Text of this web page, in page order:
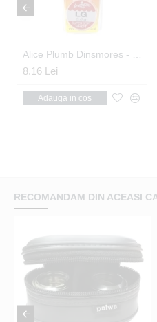
8.16 Lei
Adauga in cos
RECOMANDAM DIN ACEASI